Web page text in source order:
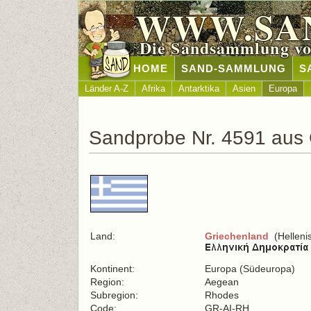
Die Sandsammlung
HOME SAND-SAMMLUNG
Länder A-Z Afrika Antarktika Asien Europa
Sandprobe Nr. 4591 aus
Land: Griechenland
Kontinent:
Europa (Südeuropa)
Region:
Aegean
Subregion:
Rhodes
Code:
GR-AI-RH